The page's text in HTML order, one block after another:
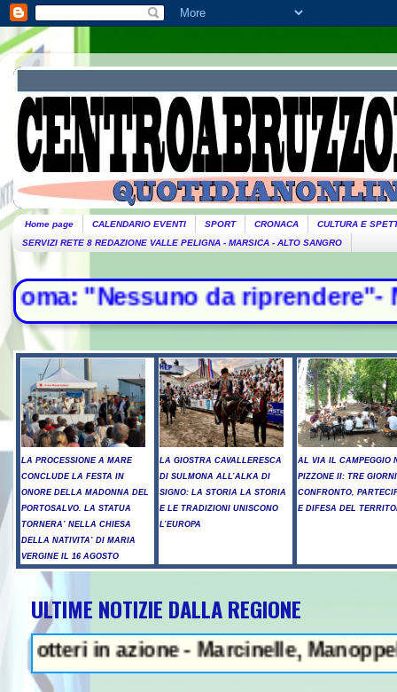
Home page CALENDARIO EVENTI SPORT CRONACA
CULTURA E
SERVIZI RETE 8 REDAZIONE VALLE PELIGNA - MARSICA - ALTO SANGRO
da riprendere"-
LA PROCESSIONE A MARE
CONCLUDE LA FESTA IN
ONORE DELLA MADONNA DEL
PORTOSALVO. LA STATUA
TORNERA’ NELLA CHIESA
DELLA NATIVITA’ DI MARIA
VERGINE IL 16 AGOSTO
LA GIOSTRA CAVALLERESCA
DI SULMONA ALL’ALKA DI
SIGNO: LA STORIA LA STORIA
E LE TRADIZIONI UNISCONO
L’EUROPA
AL VIA IL CAMPEGGIO
PIZZONE II: TRE
CONFRONTO,
E DIFESA DEL
ULTIME NOTIZIE DALLA REGIONE
azione - Marcinelle, Manoppello